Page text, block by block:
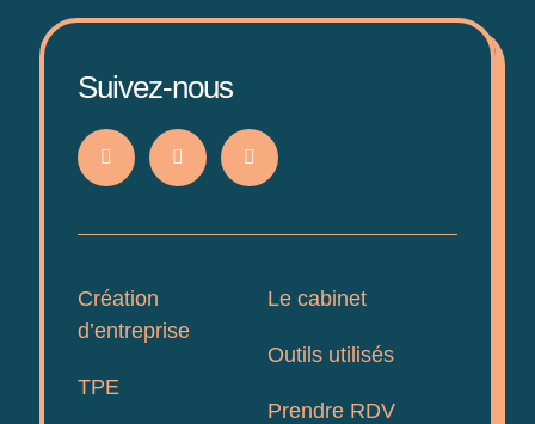
Suivez-nous
Création
d’entreprise
TPE
Le cabinet
Outils utilisés
Prendre RDV